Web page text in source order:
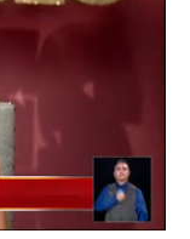
Oynatma
Hızı